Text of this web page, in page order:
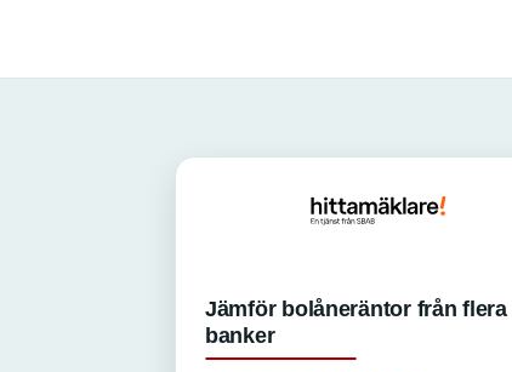
Jämför bolåneräntor från flera
banker